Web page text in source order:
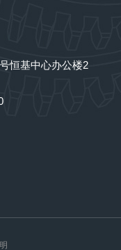
恒基中心办公楼2